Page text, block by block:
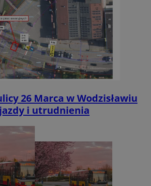
26 Marca w Wodzisławiu
i utrudnienia